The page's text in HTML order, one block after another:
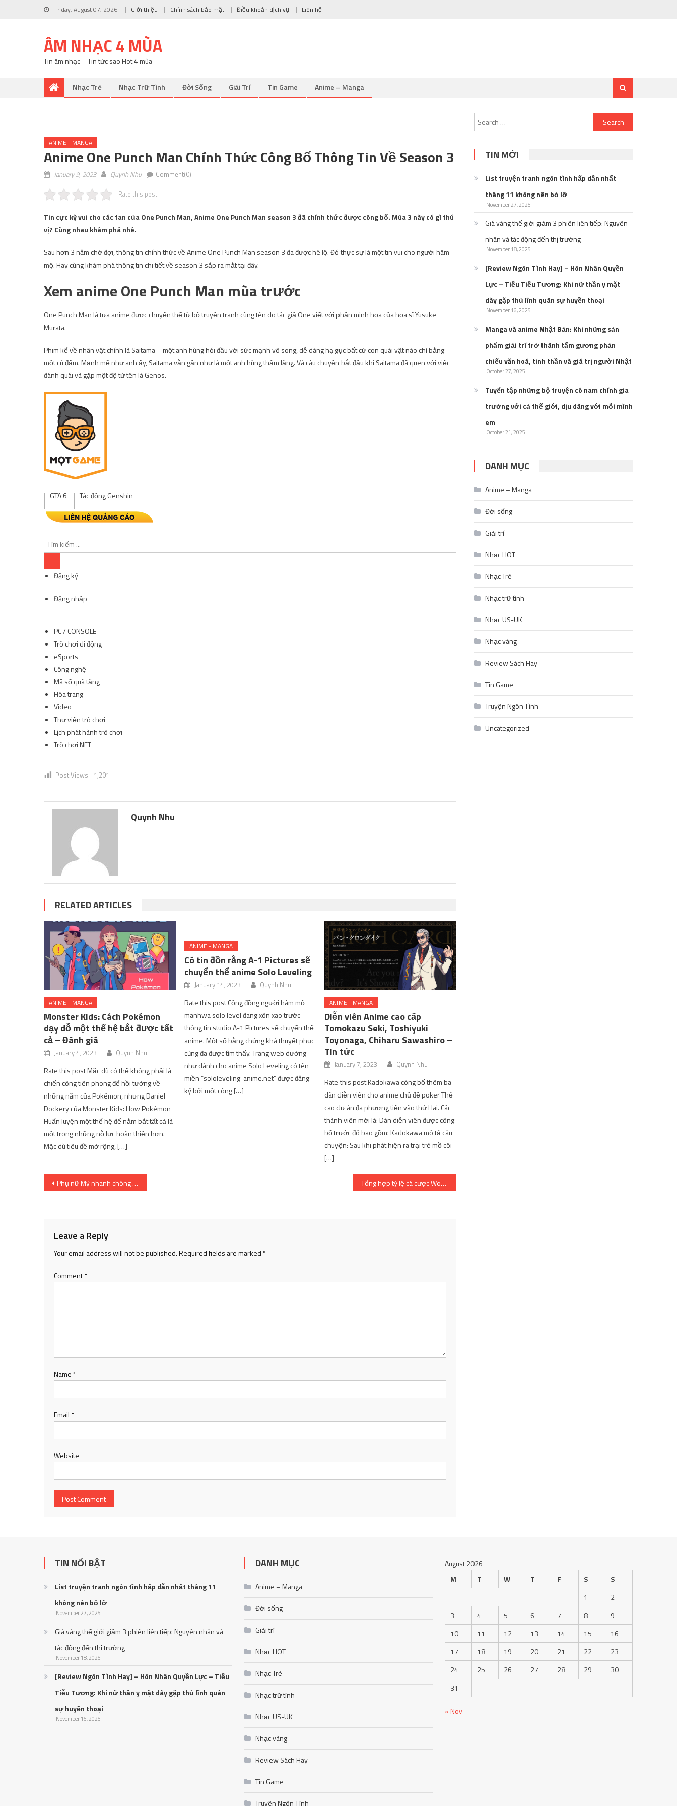
Friday, August 07, 2026 Giới thiệu Chính sách bảo mật Điều khoản dịch vụ Liên hệ
ÂM NHẠC 4 MÙA
Tin âm nhạc – Tin tức sao Hot 4 mùa
Nhạc Trẻ Nhạc Trữ Tình Đời Sống Giải Trí Tin Game Anime – Manga
ANIME - MANGA
Anime One Punch Man Chính Thức Công Bố Thông Tin Về Season 3
January 9, 2023 Quynh Nhu Comment(0)
Rate this post
Tin cực kỳ vui cho các fan của One Punch Man, Anime One Punch Man season 3 đã chính thức được công bố. Mùa 3 này có gì thú
vị? Cùng nhau khám phá nhé.
Sau hơn 3 năm chờ đợi, thông tin chính thức về Anime One Punch Man season 3 đã được hé lộ. Đó thực sự là một tin vui cho người hâm
mộ. Hãy cùng khám phá thông tin chi tiết về season 3 sắp ra mắt tại đây.
Xem anime One Punch Man mùa trước
One Punch Man là tựa anime được chuyển thể từ bộ truyện tranh cùng tên do tác giả One viết với phần minh họa của họa sĩ Yusuke
Murata.
Phim kể về nhân vật chính là Saitama – một anh hùng hói đầu với sức mạnh vô song, dễ dàng hạ gục bất cứ con quái vật nào chỉ bằng
một cú đấm. Mạnh mẽ như anh ấy, Saitama vẫn gần như là một anh hùng thầm lặng. Và câu chuyện bắt đầu khi Saitama đã quen với việc
đánh quái và gặp một đệ tử tên là Genos.
GTA 6 Tác động Genshin
Đăng ký
Đăng nhập
PC / CONSOLE
Trò chơi di động
eSports
Công nghệ
Mã số quà tặng
Hóa trang
Video
Thư viện trò chơi
Lịch phát hành trò chơi
Trò chơi NFT
Post Views: 1,201
Quynh Nhu
RELATED ARTICLES
ANIME - MANGA
Monster Kids: Cách Pokémon
dạy dỗ một thế hệ bắt được tất
cả – Đánh giá
January 4, 2023 Quynh Nhu
Rate this post Mặc dù có thể không phải là
chiến công tiên phong để hồi tưởng về
những năm của Pokémon, nhưng Daniel
Dockery của Monster Kids: How Pokémon
Huấn luyện một thế hệ để nắm bắt tất cả là
một trong những nỗ lực hoàn thiện hơn.
Mặc dù tiêu đề mở rộng, […]
ANIME - MANGA
Có tin đồn rằng A-1 Pictures sẽ
chuyển thể anime Solo Leveling
January 14, 2023 Quynh Nhu
Rate this post Cộng đồng người hâm mộ
manhwa solo level đang xôn xao trước
thông tin studio A-1 Pictures sẽ chuyển thể
anime. Một số bằng chứng khá thuyết phục
cũng đã được tìm thấy. Trang web dường
như dành cho anime Solo Leveling có tên
miền “sololeveling-anime.net” được đăng
ký bởi một công […]
ANIME - MANGA
Diễn viên Anime cao cấp
Tomokazu Seki, Toshiyuki
Toyonaga, Chiharu Sawashiro –
Tin tức
January 7, 2023 Quynh Nhu
Rate this post Kadokawa công bố thêm ba
dàn diễn viên cho anime chủ đề poker Thẻ
cao dự án đa phương tiện vào thứ Hai. Các
thành viên mới là: Dàn diễn viên được công
bố trước đó bao gồm: Kadokawa mô tả câu
chuyện: Sau khi phát hiện ra trại trẻ mồ côi
[…]
Post
Phụ nữ Mỹ nhanh chóng mua mỹ phẩm Tổng hợp tỷ lệ cá cược World Cup 2022
Leave a Reply
Your email address will not be published.Required fields are marked *
Comment*
Name *
Email *
Website
Search
for:
TIN MỚI
List truyện tranh ngôn tình hấp dẫn nhất
tháng 11 không nên bỏ lỡ
November 27, 2025
Giá vàng thế giới giảm 3 phiên liên tiếp: Nguyên
nhân và tác động đến thị trường
November 18, 2025
[Review Ngôn Tình Hay] – Hôn Nhân Quyền
Lực – Tiễu Tiễu Tương: Khi nữ thần y mặt
dày gặp thủ lĩnh quân sự huyền thoại
November 16, 2025
Manga và anime Nhật Bản: Khi những sản
phẩm giải trí trở thành tấm gương phản
chiếu văn hoá, tinh thần và giá trị người Nhật
October 27, 2025
Tuyển tập những bộ truyện có nam chính gia
trưởng với cả thế giới, dịu dàng với mỗi mình
em
October 21, 2025
DANH MỤC
Anime – Manga
Đời sống
Giải trí
Nhạc HOT
Nhạc Trẻ
Nhạc trữ tình
Nhạc US-UK
Nhạc vàng
Review Sách Hay
Tin Game
Truyện Ngôn Tình
Uncategorized
TIN NỔI BẬT
List truyện tranh ngôn tình hấp dẫn nhất tháng 11
không nên bỏ lỡ
November 27, 2025
Giá vàng thế giới giảm 3 phiên liên tiếp: Nguyên nhân và
tác động đến thị trường
November 18, 2025
[Review Ngôn Tình Hay] – Hôn Nhân Quyền Lực – Tiễu
Tiễu Tương: Khi nữ thần y mặt dày gặp thủ lĩnh quân
sự huyền thoại
November 16, 2025
DANH MỤC
Anime – Manga
Đời sống
Giải trí
Nhạc HOT
Nhạc Trẻ
Nhạc trữ tình
Nhạc US-UK
Nhạc vàng
Review Sách Hay
Tin Game
Truyện Ngôn Tình
August 2026
M
T W T F S
S
1
2
3
4 5 6 7 8
9
10
11 12 13 14 15
16
17
18 19 20 21 22
23
24
25 26 27 28 29
30
31
« Nov